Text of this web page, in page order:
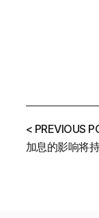
< PREVIOUS